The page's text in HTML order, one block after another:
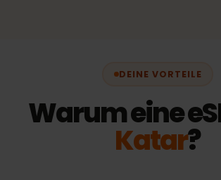
DEINE VORTEILE
Warum eine
Katar?